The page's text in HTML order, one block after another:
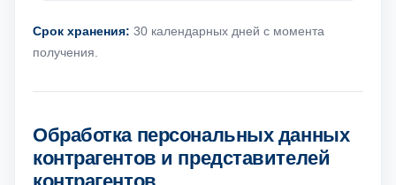
Срок хранения: 30 календарных дней с момента
получения.
Обработка персональных данных
контрагентов и представителей